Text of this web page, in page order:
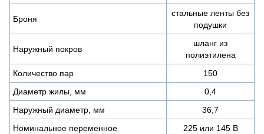
Броня
стальные ленты без
подушки
Наружный покров
шланг из
полиэтилена
Количество пар
150
Диаметр жилы, мм
0,4
Наружный диаметр, мм
36,7
Номинальное переменное
225 или 145 В